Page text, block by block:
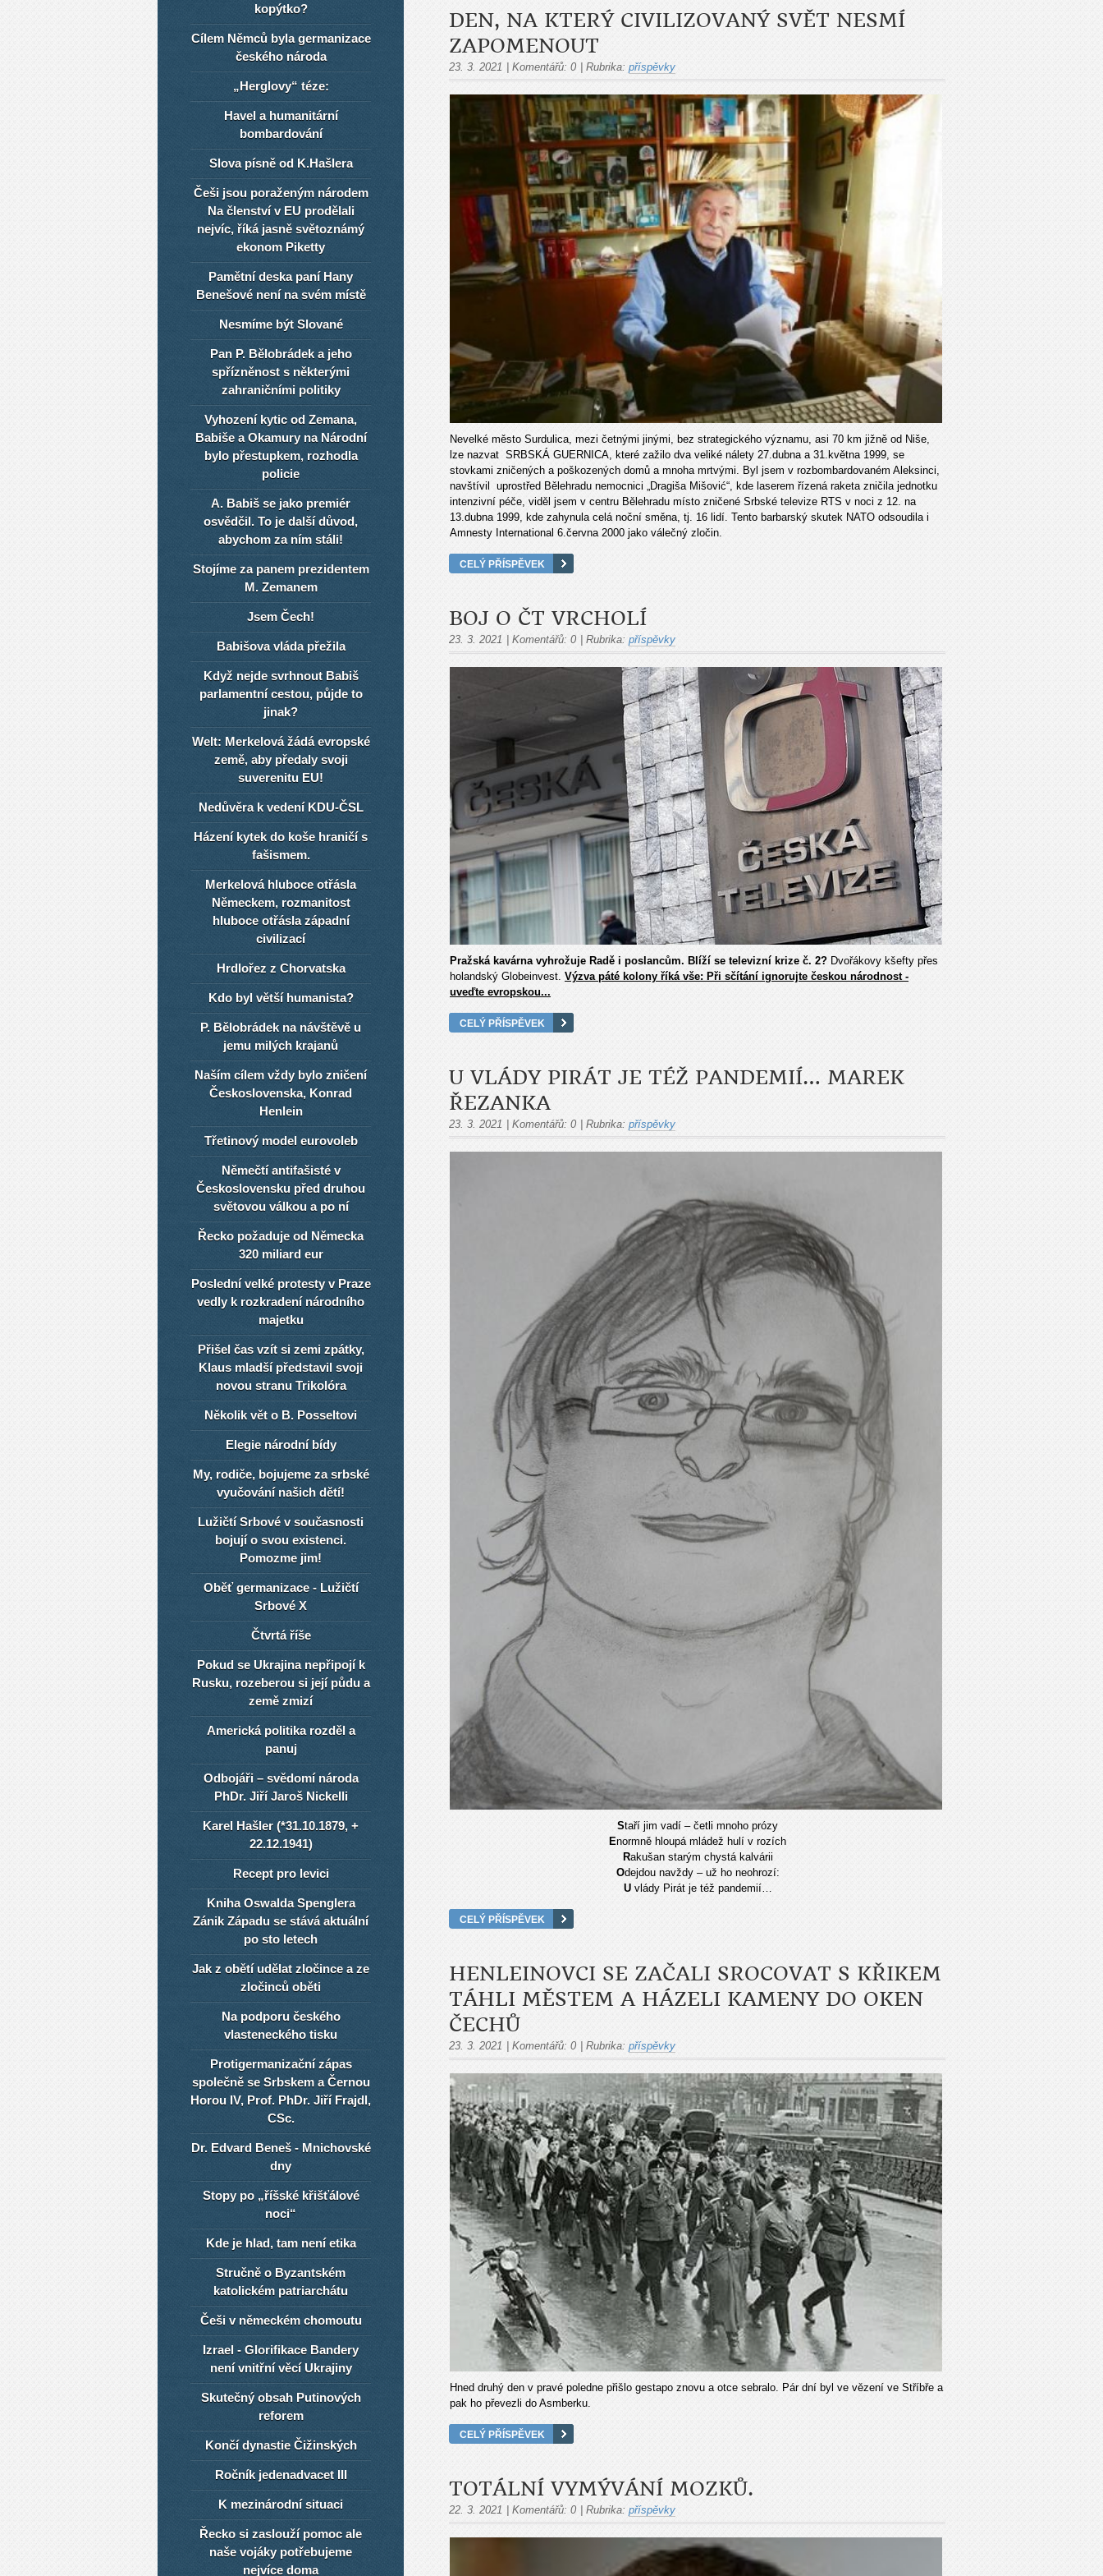
DEN, NA KTERÝ CIVILIZOVANÝ SVĚT NESMÍ
ZAPOMENOUT
23. 3. 2021 Komentářů: 0 Rubrika: příspěvky
Nevelké město Surdulica, mezi četnými jinými, bez strategického významu, asi 70 km jižně od Niše,
lze nazvat SRBSKÁ GUERNICA, které zažilo dva veliké nálety 27.dubna a 31.května 1999, se
stovkami zničených a poškozených domů a mnoha mrtvými. Byl jsem v rozbombardovaném Aleksinci,
navštívil uprostřed Bělehradu nemocnici „Dragiša Mišović“, kde laserem řízená raketa zničila jednotku
intenzivní péče, viděl jsem v centru Bělehradu místo zničené Srbské televize RTS v noci z 12. na
13.dubna 1999, kde zahynula celá noční směna, tj. 16 lidí. Tento barbarský skutek NATO odsoudila i
Amnesty International 6.června 2000 jako válečný zločin.
CELÝ PŘÍSPĚVEK
BOJ O ČT VRCHOLÍ
23. 3. 2021 Komentářů: 0 Rubrika: příspěvky
Pražská kavárna vyhrožuje Radě i poslancům. Blíží se televizní krize č. 2? Dvořákovy kšefty přes
holandský Globeinvest. Výzva páté kolony říká vše: Při sčítání ignorujte českou národnost -
uveďte evropskou...
CELÝ PŘÍSPĚVEK
U VLÁDY PIRÁT JE TÉŽ PANDEMIÍ… MAREK
ŘEZANKA
23. 3. 2021 Komentářů: 0 Rubrika: příspěvky
Staří jim vadí – četli mnoho prózy
Enormně hloupá mládež hulí v rozích
Rakušan starým chystá kalvárii
Odejdou navždy – už ho neohrozí:
U vlády Pirát je též pandemií…
CELÝ PŘÍSPĚVEK
HENLEINOVCI SE ZAČALI SROCOVAT S KŘIKEM
TÁHLI MĚSTEM A HÁZELI KAMENY DO OKEN
ČECHŮ
23. 3. 2021 Komentářů: 0 Rubrika: příspěvky
Hned druhý den v pravé poledne přišlo gestapo znovu a otce sebralo. Pár dní byl ve vězení ve Stříbře a
pak ho převezli do Asmberku.
CELÝ PŘÍSPĚVEK
TOTÁLNÍ VYMÝVÁNÍ MOZKŮ.
22. 3. 2021 Komentářů: 0 Rubrika: příspěvky
kopýtko?
Cílem Němců byla germanizace
českého národa
„Herglovy“ téze:
Havel a humanitární
bombardování
Slova písně od K.Hašlera
Češi jsou poraženým národem
Na členství v EU prodělali
nejvíc, říká jasně světoznámý
ekonom Piketty
Pamětní deska paní Hany
Benešové není na svém místě
Nesmíme být Slované
Pan P. Bělobrádek a jeho
spřízněnost s některými
zahraničními politiky
Vyhození kytic od Zemana,
Babiše a Okamury na Národní
bylo přestupkem, rozhodla
policie
A. Babiš se jako premiér
osvědčil. To je další důvod,
abychom za ním stáli!
Stojíme za panem prezidentem
M. Zemanem
Jsem Čech!
Babišova vláda přežila
Když nejde svrhnout Babiš
parlamentní cestou, půjde to
jinak?
Welt: Merkelová žádá evropské
země, aby předaly svoji
suverenitu EU!
Nedůvěra k vedení KDU-ČSL
Házení kytek do koše hraničí s
fašismem.
Merkelová hluboce otřásla
Německem, rozmanitost
hluboce otřásla západní
civilizací
Hrdlořez z Chorvatska
Kdo byl větší humanista?
P. Bělobrádek na návštěvě u
jemu milých krajanů
Naším cílem vždy bylo zničení
Československa, Konrad
Henlein
Třetinový model eurovoleb
Němečtí antifašisté v
Československu před druhou
světovou válkou a po ní
Řecko požaduje od Německa
320 miliard eur
Poslední velké protesty v Praze
vedly k rozkradení národního
majetku
Přišel čas vzít si zemi zpátky,
Klaus mladší představil svoji
novou stranu Trikolóra
Několik vět o B. Posseltovi
Elegie národní bídy
My, rodiče, bojujeme za srbské
vyučování našich dětí!
Lužičtí Srbové v současnosti
bojují o svou existenci.
Pomozme jim!
Oběť germanizace - Lužičtí
Srbové X
Čtvrtá říše
Pokud se Ukrajina nepřipojí k
Rusku, rozeberou si její půdu a
země zmizí
Americká politika rozděl a
panuj
Odbojáři – svědomí národa
PhDr. Jiří Jaroš Nickelli
Karel Hašler (*31.10.1879, +
22.12.1941)
Recept pro levici
Kniha Oswalda Spenglera
Zánik Západu se stává aktuální
po sto letech
Jak z obětí udělat zločince a ze
zločinců oběti
Na podporu českého
vlasteneckého tisku
Protigermanizační zápas
společně se Srbskem a Černou
Horou IV, Prof. PhDr. Jiří Frajdl,
CSc.
Dr. Edvard Beneš - Mnichovské
dny
Stopy po „říšské křišťálové
noci“
Kde je hlad, tam není etika
Stručně o Byzantském
katolickém patriarchátu
Češi v německém chomoutu
Izrael - Glorifikace Bandery
není vnitřní věcí Ukrajiny
Skutečný obsah Putinových
reforem
Končí dynastie Čižinských
Ročník jedenadvacet III
K mezinárodní situaci
Řecko si zaslouží pomoc ale
naše vojáky potřebujeme
nejvíce doma